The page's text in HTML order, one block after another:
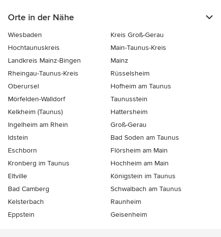
Orte in der Nähe
Wiesbaden
Kreis Groß-Gerau
Hochtaunuskreis
Main-Taunus-Kreis
Landkreis Mainz-Bingen
Mainz
Rheingau-Taunus-Kreis
Rüsselsheim
Oberursel
Hofheim am Taunus
Mörfelden-Walldorf
Taunusstein
Kelkheim (Taunus)
Hattersheim
Ingelheim am Rhein
Groß-Gerau
Idstein
Bad Soden am Taunus
Eschborn
Flörsheim am Main
Kronberg im Taunus
Hochheim am Main
Eltville
Königstein im Taunus
Bad Camberg
Schwalbach am Taunus
Kelsterbach
Raunheim
Eppstein
Geisenheim